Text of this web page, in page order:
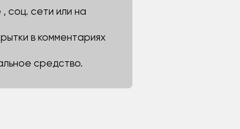
соц. сети или на
в комментариях
средство.